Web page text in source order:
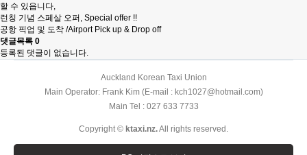
할 수 있읍니다,
런칭 기념 스페살 오퍼, Special offer !!
공항 픽업 및 도착 /Airport Pick up & Drop off
댓글목록 0
등록된 댓글이 없습니다.
Auckland Korean Taxi Union
Main Operator: Frank Kim (E-mail : kch1027@hotmail.com)
Main Tel : 027 633 7733
Copyright © ktaxi.nz.All rights reserved.